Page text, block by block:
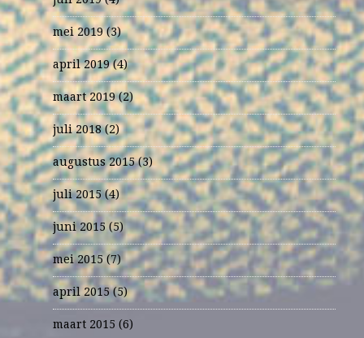
mei 2019(3)
april 2019(4)
maart 2019(2)
juli 2018(2)
augustus 2015(3)
juli 2015(4)
juni 2015 (5)
mei 2015(7)
april 2015(5)
maart 2015 (6)